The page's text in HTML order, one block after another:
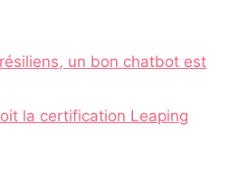
un bon chatbot est
la certification Leaping